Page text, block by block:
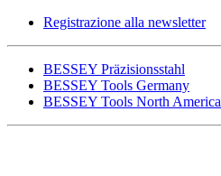
Registrazione alla newsletter
BESSEY Präzisionsstahl
BESSEY Tools Germany
BESSEY Tools North America